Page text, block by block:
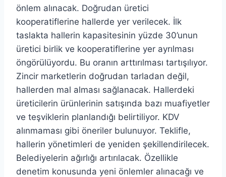
önlem alınacak. Doğrudan üretici
kooperatiflerine hallerde yer verilecek. İlk
taslakta hallerin kapasitesinin yüzde 30’unun
üretici birlik ve kooperatiflerine yer ayrılması
öngörülüyordu. Bu oranın arttırılması tartışılıyor.
Zincir marketlerin doğrudan tarladan değil,
hallerden mal alması sağlanacak. Hallerdeki
üreticilerin ürünlerinin satışında bazı muafiyetler
ve teşviklerin planlandığı belirtiliyor. KDV
alınmaması gibi öneriler bulunuyor. Teklifle,
hallerin yönetimleri de yeniden şekillendirilecek.
Belediyelerin ağırlığı artırılacak. Özellikle
denetim konusunda yeni önlemler alınacağı ve